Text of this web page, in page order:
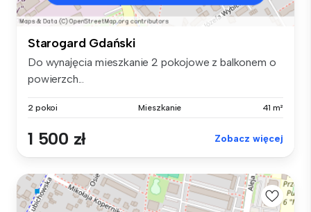
Starogard Gdański
Do wynajęcia mieszkanie 2 pokojowe z balkonem o
powierzch...
2 pokoi Mieszkanie 41 m²
1 500 zł Zobacz więcej